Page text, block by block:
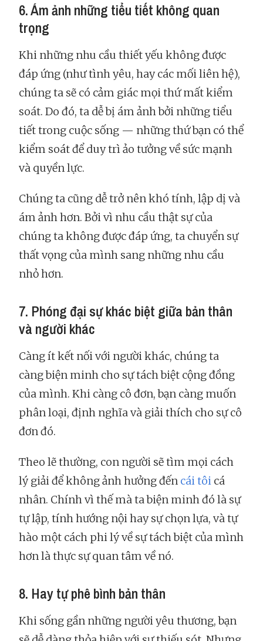
6. Ám ảnh những tiểu tiết không quan
trọng
Khi những nhu cầu thiết yếu không được
đáp ứng (như tình yêu, hay các mối liên hệ),
chúng ta sẽ có cảm giác mọi thứ mất kiểm
soát. Do đó, ta dễ bị ám ảnh bởi những tiểu
tiết trong cuộc sống — những thứ bạn có thể
kiểm soát để duy trì ảo tưởng về sức mạnh
và quyền lực.
Chúng ta cũng dễ trở nên khó tính, lập dị và
ám ảnh hơn. Bởi vì nhu cầu thật sự của
chúng ta không được đáp ứng, ta chuyển sự
thất vọng của mình sang những nhu cầu
nhỏ hơn.
7. Phóng đại sự khác biệt giữa bản thân
và người khác
Càng ít kết nối với người khác, chúng ta
càng biện minh cho sự tách biệt cộng đồng
của mình. Khi càng cô đơn, bạn càng muốn
phân loại, định nghĩa và giải thích cho sự cô
đơn đó.
Theo lẽ thường, con người sẽ tìm mọi cách
lý giải để không ảnh hưởng đến cái tôi cá
nhân. Chính vì thế mà ta biện minh đó là sự
tự lập, tính hướng nội hay sự chọn lựa, và tự
hào một cách phi lý về sự tách biệt của mình
hơn là thực sự quan tâm về nó.
8. Hay tự phê bình bản thân
Khi sống gần những người yêu thương, bạn